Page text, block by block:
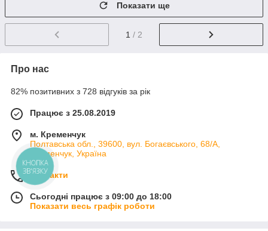
Показати ще
1 / 2
Про нас
82% позитивних з 728 відгуків за рік
Працює з 25.08.2019
м. Кременчук
Полтавська обл., 39600, вул. Богаєвського, 68/А,
Кременчук, Україна
Контакти
Сьогодні працює з 09:00 до 18:00
Показати весь графік роботи
КНОПКА
ЗВ'ЯЗКУ